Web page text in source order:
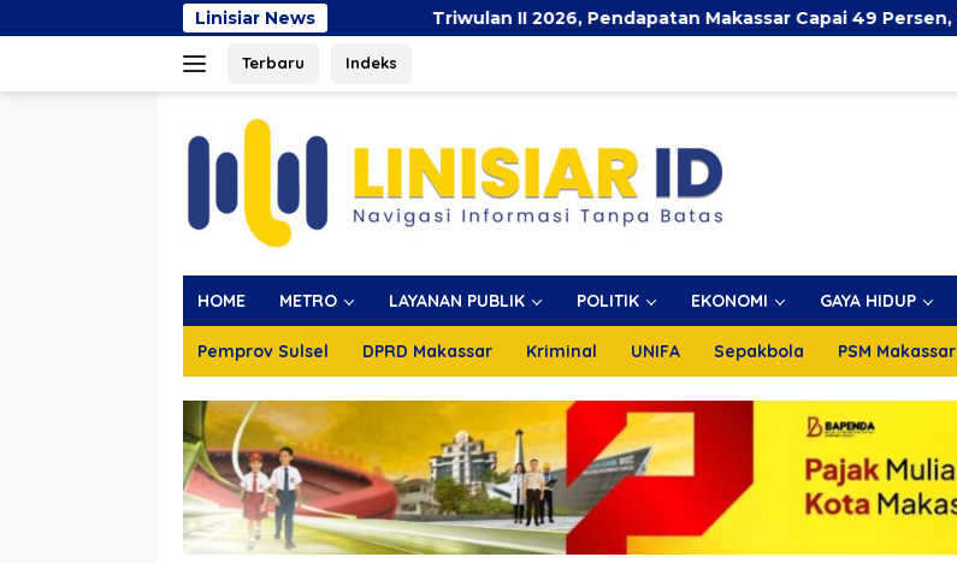
ke
Linisiar News
Triwulan II 2026, Pendapatan Makassar Capai 49 Persen, Surplus Rp130 Miliar
Terbaru Indeks
HOME METRO LAYANAN PUBLIK POLITIK EKONOMI GAYA HIDUP
Pemprov Sulsel DPRD Makassar Kriminal UNIFA Sepakbola PSM Makassar